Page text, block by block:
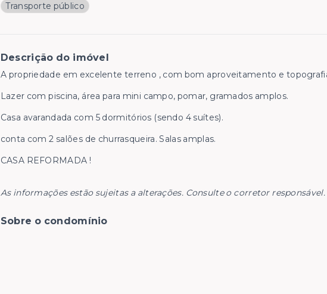
Transporte público
Descrição do imóvel
A propriedade em excelente terreno , com bom aproveitamento e
Lazer com piscina, área para mini campo, pomar, gramados amplos.
Casa avarandada com 5 dormitórios (sendo 4 suítes).
conta com 2 salões de churrasqueira. Salas amplas.
CASA REFORMADA !
As informações estão sujeitas a alterações. Consulte o corretor responsável.
Sobre o condomínio